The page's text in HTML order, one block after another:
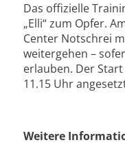
Das offizielle
„Elli“ zum Opfer.
Center Notschrei
weitergehen –
erlauben. Der
11.15 Uhr
Weitere